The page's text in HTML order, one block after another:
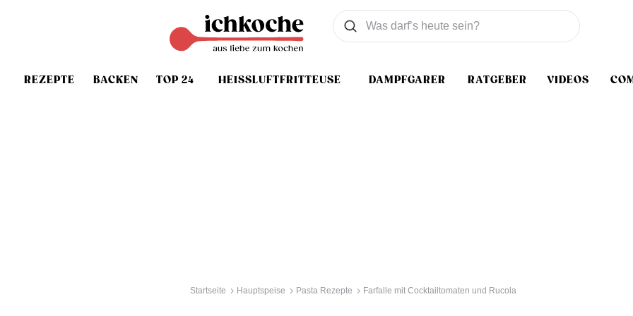
REZEPTE BACKEN TOP 24 HEISSLUFTFRITTEUSE DAMPFGARER RATGEBER VIDEOS
Was wollen Sie suchen
Suchen
Startseite Hauptspeise Pasta Rezepte Farfalle mit Cocktailtomaten und Rucola